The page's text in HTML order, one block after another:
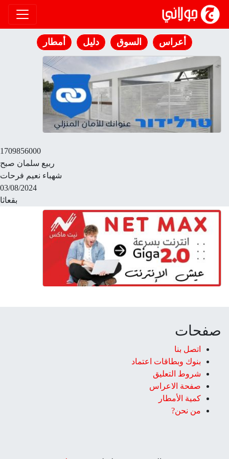
انتقل إلى المحتوى
أعراس السوق دليل أمطار
1709856000
ربيع سلمان صبح
شهباء نعيم فرحات
03/08/2024
بقعاثا
صفحات
اتصل بنا
بنوك وبطاقات اعتماد
شروط التعليق‎
صفحة الاعراس
كمية الأمطار
من نحن?